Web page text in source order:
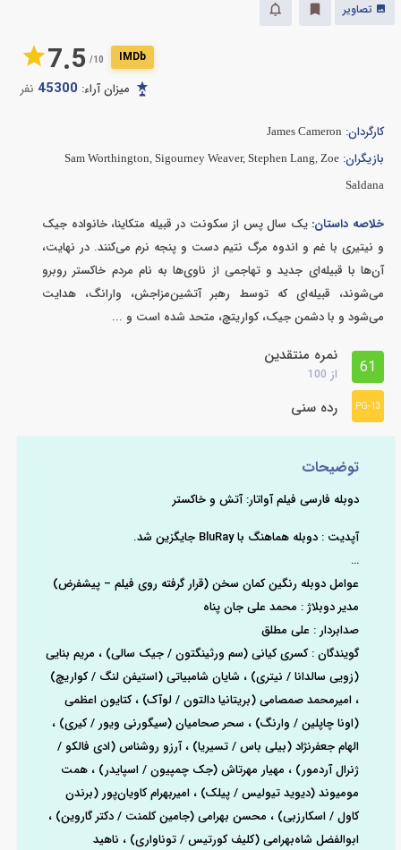
تصاویر
7.5 10/ IMDb
میزان آراء: 45300 نفر
کارگردان: James Cameron
بازیگران: Sam Worthington Sigourney Weaver, Stephen Lang Zoe
Saldana
خلاصه داستان: یک سال پس از سکونت در قبیله متکاینا، خانواده جیک
و نیتیری با غم و اندوه مرگ نتیم دست و پنجه نرم می‌کنند. در نهایت،
آن‌ها با قبیله‌ای جدید و تهاجمی از ناوی‌ها به نام مردم خاکستر روبرو
می‌شوند، قبیله‌ای که توسط رهبر آتشین‌مزاجش، وارانگ، هدایت
می‌شود و با دشمن جیک، کواریتچ، متحد شده است و ...
61
نمره منتقدین
از 100
PG-13 رده سنی
توضیحات
دوبله فارسی فیلم آواتار: آتش و خاکستر
آپدیت : دوبله هماهنگ با BluRay جایگزین شد.
…
عوامل دوبله رنگین کمان سخن (قرار گرفته روی فیلم – پیشفرض)
مدیر دوبلاژ : محمد علی جان‌ پناه
صدابردار : علی مطلق
گویندگان : کسری کیانی (سم ورثینگتون / جیک سالی) ، مریم بنایی
(زویی سالدانا / نیتری) ، شایان شامبیاتی (استیفن لنگ / کواریچ)
، امیرمحمد صمصامی (بریتانیا دالتون / لوآک) ، کتایون اعظمی
(اونا چاپلین / وارنگ) ، سحر صحامیان (سیگورنی ویور / کیری) ،
الهام جعفرنژاد (بیلی باس / تسیریا) ، آرزو روشناس (ادی فالکو /
ژنرال آردمور) ، مهیار مهرتاش (جک چمپیون / اسپایدر) ، همت
مومیوند (دیوید تیولیس / پیلک) ، امیربهرام کاویان‌پور (برندن
کاول / اسکارزبی) ، محسن بهرامی (جامین کلمنت / دکتر گاروین) ،
ابوالفضل شاه‌بهرامی (کلیف کورتیس / توناواری) ، ناهید